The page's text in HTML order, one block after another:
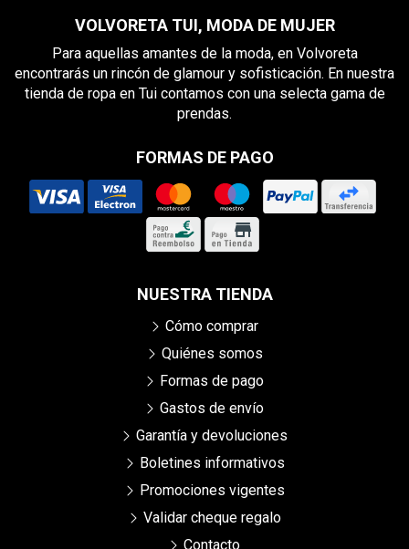
VOLVORETA TUI, MODA DE MUJER
Para aquellas amantes de la moda, en Volvoreta
encontrarás un rincón de glamour y sofisticación. En nuestra
tienda de ropa en Tui contamos con una selecta gama de
prendas.
FORMAS DE PAGO
NUESTRA TIENDA
Cómo comprar
Quiénes somos
Formas de pago
Gastos de envío
Garantía y devoluciones
Boletines informativos
Promociones vigentes
Validar cheque regalo
Contacto